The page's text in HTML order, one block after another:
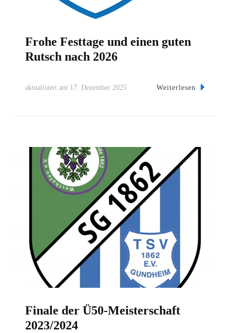
Frohe Festtage und einen guten
Rutsch nach 2026
aktualisiert am 17. Dezember 2025 Weiterlesen
Finale der Ü50-Meisterschaft
2023/2024